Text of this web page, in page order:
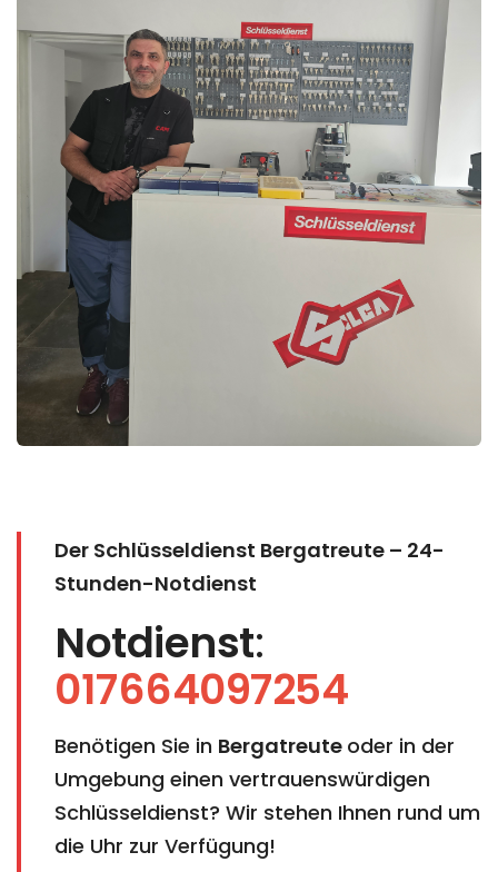
Der Schlüsseldienst Bergatreute – 24-
Stunden-Notdienst
Notdienst:
017664097254
Benötigen Sie in Bergatreute oder in der
Umgebung einen vertrauenswürdigen
Schlüsseldienst? Wir stehen Ihnen rund um
die Uhr zur Verfügung!